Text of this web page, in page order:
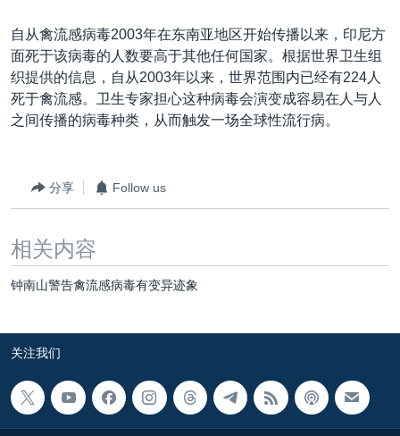
转
到
检
欧洲
非洲
美洲
科教·文娱·体健
军事
劳工
白宫要闻
国会报道
美中关系
台海两岸关系
关注西藏
关注新疆
GEN Z 看美国
VOA视频
VOA今日焦点
中文广播
其他语言网站
自从禽流感病毒2003年在东南亚地区开始传播以来，印尼方
面死于该病毒的人数要高于其他任何国家。根据世界卫生组
织提供的信息，自从2003年以来，世界范围内已经有224人
死于禽流感。卫生专家担心这种病毒会演变成容易在人与人
之间传播的病毒种类，从而触发一场全球性流行病。
分享 Follow us
相关内容
钟南山警告禽流感病毒有变异迹象
关注我们